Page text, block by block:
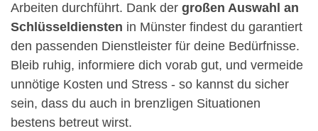
Arbeiten durchführt. Dank der großen Auswahl an
Schlüsseldiensten in Münster findest du garantiert
den passenden Dienstleister für deine Bedürfnisse.
Bleib ruhig, informiere dich vorab gut, und vermeide
unnötige Kosten und Stress - so kannst du sicher
sein, dass du auch in brenzligen Situationen
bestens betreut wirst.